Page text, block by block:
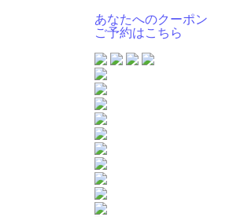
あなたへのクーポン
ご予約はこちら